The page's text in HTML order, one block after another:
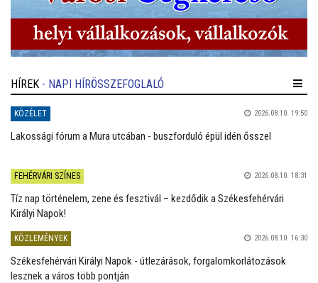
HÍREK - NAPI HÍRÖSSZEFOGLALÓ
KÖZÉLET 2026.08.10. 19:50
Lakossági fórum a Mura utcában - buszforduló épül idén ősszel
FEHÉRVÁRI SZÍNES 2026.08.10. 18:31
Tíz nap történelem, zene és fesztivál – kezdődik a Székesfehérvári
Királyi Napok!
KÖZLEMÉNYEK 2026.08.10. 16:30
Székesfehérvári Királyi Napok - útlezárások, forgalomkorlátozások
lesznek a város több pontján